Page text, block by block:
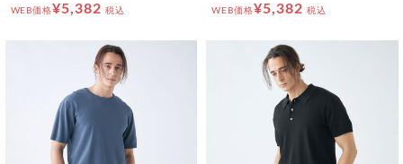
WEB価格¥5,382 税込 WEB価格¥5,382 税込